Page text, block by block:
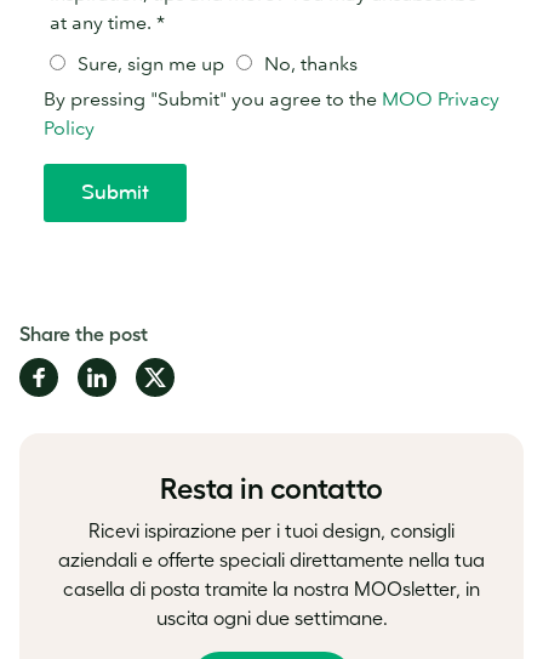
Share the post
Share
on
Share
on
Share
on
Resta in contatto
Ricevi ispirazione per i tuoi design, consigli
aziendali e offerte speciali direttamente nella tua
casella di posta tramite la nostra MOOsletter, in
uscita ogni due settimane.